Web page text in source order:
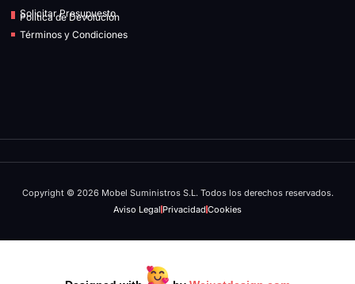
Solicitar Presupuesto
Política de Devolución
Términos y Condiciones
Copyright © 2026 Mobel Suministros S.L. Todos los derechos reservados.
Aviso Legal Privacidad Cookies